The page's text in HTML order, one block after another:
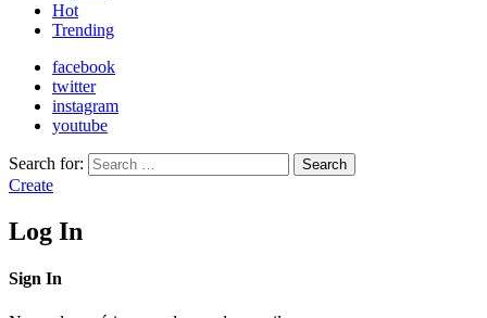
Hot
Trending
facebook
twitter
instagram
youtube
Search for: Search
Create
Log In
Sign In